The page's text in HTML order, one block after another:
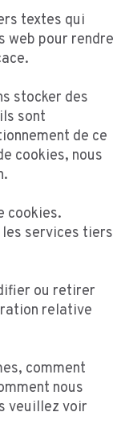
textes qui
web pour rendre
stocker des
sont
de ce
cookies, nous
cookies.
services tiers
ou retirer
relative
comment
nous
veuillez voir